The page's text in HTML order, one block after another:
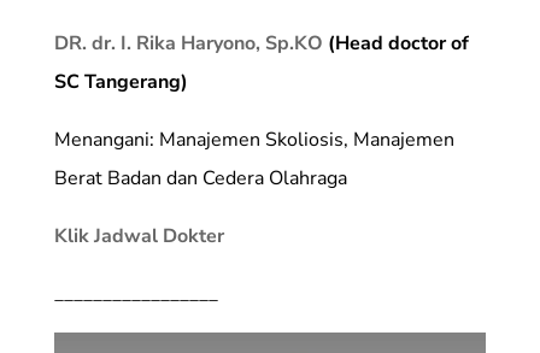
DR. dr. I. Rika Haryono, Sp.KO (Head doctor of
SC Tangerang)
Menangani: Manajemen Skoliosis, Manajemen
Berat Badan dan Cedera Olahraga
Klik Jadwal Dokter
_________________